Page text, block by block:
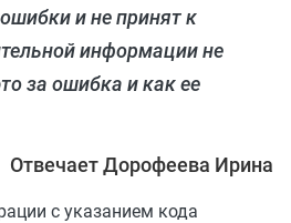
и не принят к
информации не
за ошибка и как ее
Отвечает Дорофеева Ирина
с указанием кода